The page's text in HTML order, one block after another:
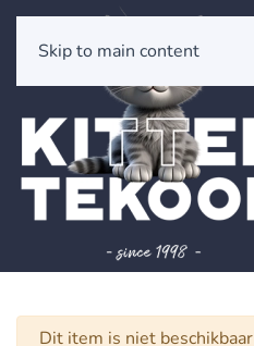
Skip to main content
Waarschuwing
Dit item is niet beschikbaar